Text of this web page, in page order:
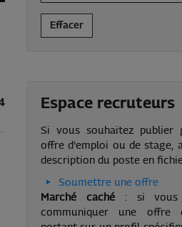
Effacer
Espace recruteurs
Si vous souhaitez publier
offre d'emploi ou de stage,
description du poste en
Soumettre une offre
Marché caché: si vous
communiquer une offre